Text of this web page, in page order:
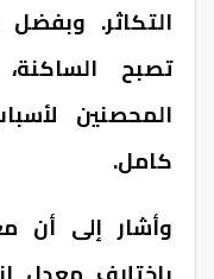
التكاثر.
تصبح
المحصنين
كامل.
وأشار إلى أن